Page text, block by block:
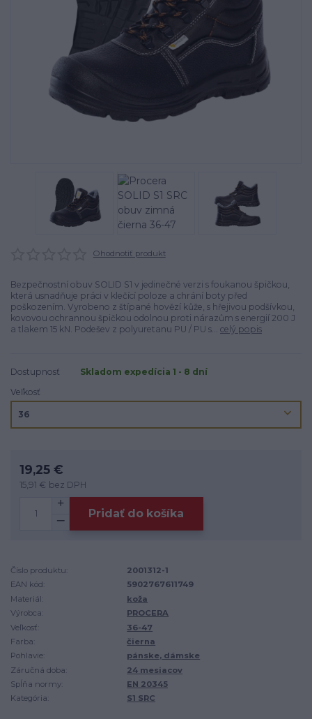
Ohodnotiť produkt
Bezpečnostní obuv SOLID S1 v jedinečné verzi s foukanou špičkou,
která usnadňuje práci v klečící poloze a chrání boty před
poškozením. Vyrobeno z štípané hovězí kůže, s hřejivou podšívkou,
kovovou ochrannou špičkou odolnou proti nárazům s energií 200 J
a tlakem 15 kN. Podešev z polyuretanu PU / PU s... celý popis
Dostupnosť
Skladom expedícia 1 - 8 dní
Veľkosť
19,25 €
15,91 € bez DPH
Pridať do košíka
Číslo produktu:
2001312-1
EAN kód:
5902767611749
Materiál:
koža
Výrobca:
PROCERA
Veľkosť:
36-47
Farba:
čierna
Pohlavie:
pánske, dámske
Záručná doba:
24 mesiacov
Spĺňa normy:
EN 20345
Kategória:
S1 SRC